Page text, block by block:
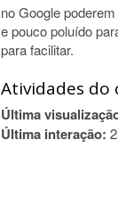
no Google
e pouco poluído
para facilitar.
Atividades do
Última
Última interação: